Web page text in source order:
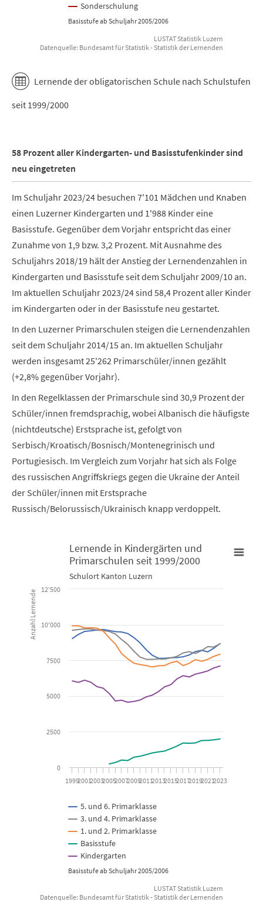
Basisstufe ab Schuljahr 2005/2006
Sonderschulung
LUSTAT Statistik Luzern
Datenquelle: Bundesamt für Statistik - Statistik der Lernenden
Lernende der obligatorischen Schule nach Schulstufen
seit 1999/2000
58 Prozent aller Kindergarten- und Basisstufenkinder sind
neu eingetreten
Im Schuljahr 2023/24 besuchen 7'101 Mädchen und Knaben
einen Luzerner Kindergarten und 1'988 Kinder eine
Basisstufe. Gegenüber dem Vorjahr entspricht das einer
Zunahme von 1,9 bzw. 3,2 Prozent. Mit Ausnahme des
Schuljahrs 2018/19 hält der Anstieg der Lernendenzahlen in
Kindergarten und Basisstufe seit dem Schuljahr 2009/10 an.
Im aktuellen Schuljahr 2023/24 sind 58,4 Prozent aller Kinder
im Kindergarten oder in der Basisstufe neu gestartet.
In den Luzerner Primarschulen steigen die Lernendenzahlen
seit dem Schuljahr 2014/15 an. Im aktuellen Schuljahr
werden insgesamt 25'262 Primarschüler/innen gezählt
(+2,8% gegenüber Vorjahr).
In den Regelklassen der Primarschule sind 30,9 Prozent der
Schüler/innen fremdsprachig, wobei Albanisch die häufigste
(nichtdeutsche) Erstsprache ist, gefolgt von
Serbisch/Kroatisch/Bosnisch/Montenegrinisch und
Portugiesisch. Im Vergleich zum Vorjahr hat sich als Folge
des russischen Angriffskriegs gegen die Ukraine der Anteil
der Schüler/innen mit Erstsprache
Russisch/Belorussisch/Ukrainisch knapp verdoppelt.
Lernende in Kindergärten und Primarschulen seit 1999/2000
Line chart with 5 lines.
Schulort Kanton Luzern
View as data table, Lernende in Kindergärten und
The chart has 1 X axis displaying categories.
The chart has 1 Y axis displaying Anzahl Lernende. Data ranges
Basisstufe ab Schuljahr 2005/2006
Anzahl Lernende
Lernende in Kindergärten und
Primarschulen seit 1999/2000
Schulort Kanton Luzern
5. und 6. Primarklasse
3. und 4. Primarklasse
1. und 2. Primarklasse
Basisstufe
Kindergarten
1999200120032005200720092011201320152017201920212023
0
2500
5000
7500
10'000
12'500
LUSTAT Statistik Luzern
Datenquelle: Bundesamt für Statistik - Statistik der Lernenden